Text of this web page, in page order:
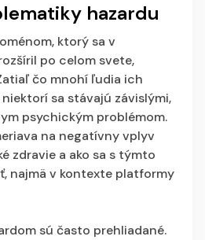
hazardu
ktorý sa v
po celom svete,
čo mnohí ľudia ich
sa stávajú závislými,
psychickým problémom.
na negatívny vplyv
zdravie a ako sa s týmto
najmä v kontexte platformy
sú často prehliadané.